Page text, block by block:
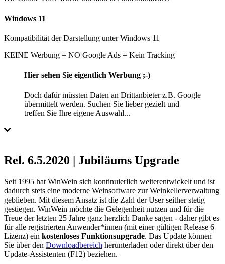
Windows 11
Kompatibilität der Darstellung unter Windows 11
KEINE Werbung = NO Google Ads = Kein Tracking
Hier sehen Sie eigentlich Werbung ;-)
Doch dafür müssten Daten an Drittanbieter z.B. Google
übermittelt werden. Suchen Sie lieber gezielt und
treffen Sie Ihre eigene Auswahl...
Rel. 6.5.2020 | Jubiläums Upgrade
Seit 1995 hat WinWein sich kontinuierlich weiterentwickelt und ist
dadurch stets eine moderne Weinsoftware zur Weinkellerverwaltung
geblieben. Mit diesem Ansatz ist die Zahl der User seither stetig
gestiegen. WinWein möchte die Gelegenheit nutzen und für die
Treue der letzten 25 Jahre ganz herzlich Danke sagen - daher gibt es
für alle registrierten Anwender*innen (mit einer gültigen Release 6
Lizenz) ein kostenloses Funktionsupgrade. Das Update können
Sie über den Downloadbereich herunterladen oder direkt über den
Update-Assistenten (F12) beziehen.